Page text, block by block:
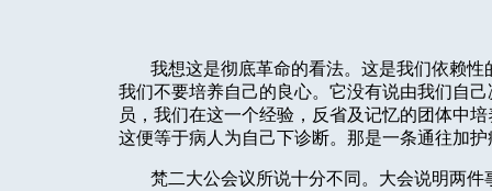
我想这是彻底革命的看法。这是我们依赖
我们不要培养自己的良心。它没有说由我们自
员，我们在这一个经验，反省及记忆的团体中
这便等于病人为自己下诊断。那是一条通往加
梵二大公会议所说十分不同。大会说明两